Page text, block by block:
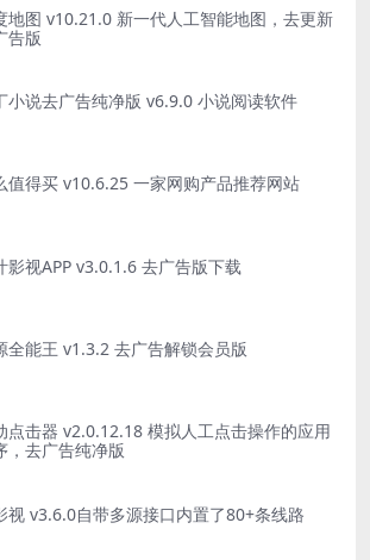
地图 v10.21.0 新一代人工智能地图，去更新
告版
小说去广告纯净版 v6.9.0 小说阅读软件
值得买 v10.6.25 一家网购产品推荐网站
影视APP v3.0.1.6 去广告版下载
全能王 v1.3.2 去广告解锁会员版
点击器 v2.0.12.18 模拟人工点击操作的应用
，去广告纯净版
视 v3.6.0自带多源接口内置了80+条线路